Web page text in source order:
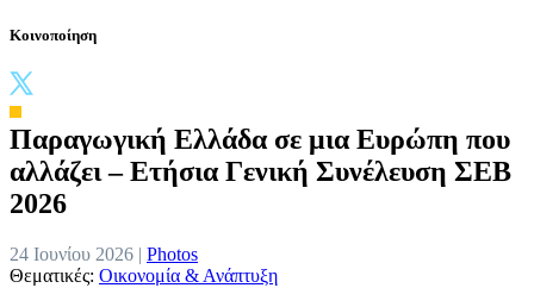
Κοινοποίηση
Παραγωγική Ελλάδα σε μια Ευρώπη που
αλλάζει – Ετήσια Γενική Συνέλευση ΣΕΒ
2026
24 Ιουνίου 2026 | Photos
Θεματικές: Οικονομία & Ανάπτυξη